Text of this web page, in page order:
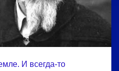
И всегда-то